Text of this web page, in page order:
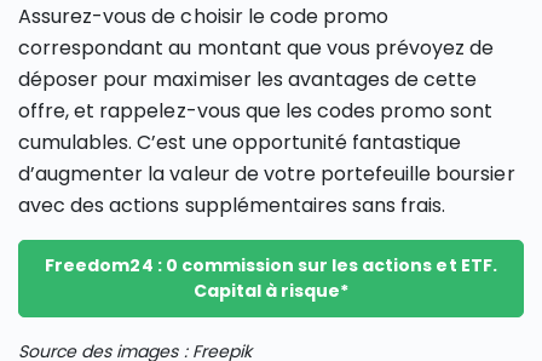
Assurez-vous de choisir le code promo
correspondant au montant que vous prévoyez de
déposer pour maximiser les avantages de cette
offre, et rappelez-vous que les codes promo sont
cumulables. C’est une opportunité fantastique
d’augmenter la valeur de votre portefeuille boursier
avec des actions supplémentaires sans frais.
Freedom24 : 0 commission sur les actions et ETF.
Capital à risque*
Source des images : Freepik